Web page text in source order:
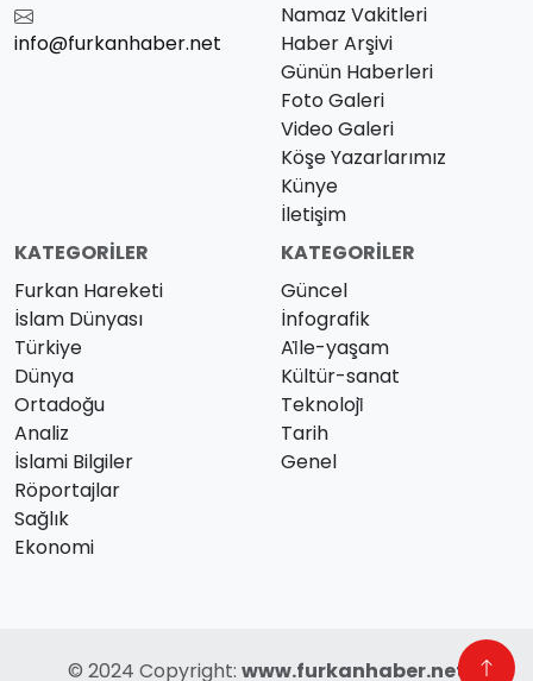
info@furkanhaber.net
Namaz Vakitleri
Haber Arşivi
Günün Haberleri
Foto Galeri
Video Galeri
Köşe Yazarlarımız
Künye
İletişim
KATEGORILER
Furkan Hareketi
İslam Dünyası
Türkiye
Dünya
Ortadoğu
Analiz
İslami Bilgiler
Röportajlar
Sağlık
Ekonomi
KATEGORILER
Güncel
İnfografik
Ai̇le-yaşam
Kültür-sanat
Teknoloji̇
Tarih
Genel
© 2024 Copyright: www.furkanhaber.net